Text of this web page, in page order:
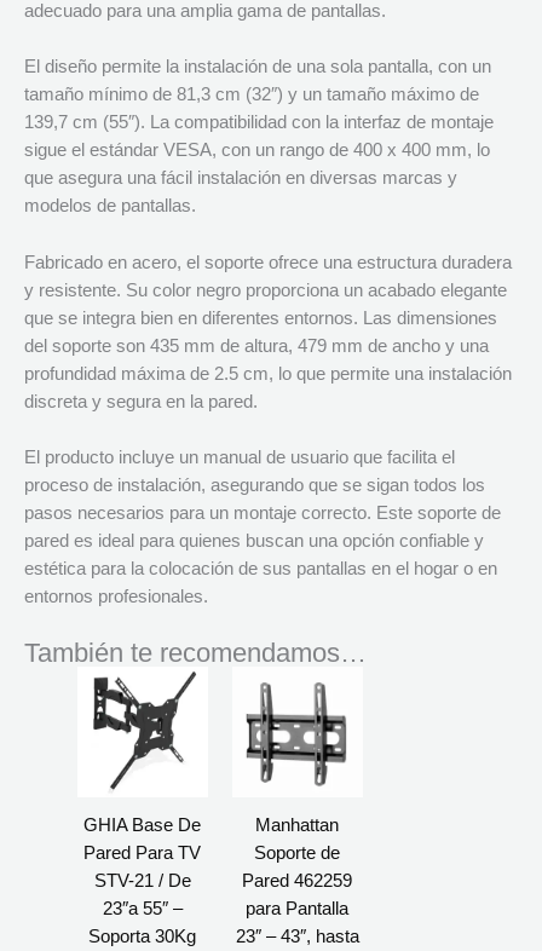
adecuado para una amplia gama de pantallas.
El diseño permite la instalación de una sola pantalla, con un
tamaño mínimo de 81,3 cm (32″) y un tamaño máximo de
139,7 cm (55″). La compatibilidad con la interfaz de montaje
sigue el estándar VESA, con un rango de 400 x 400 mm, lo
que asegura una fácil instalación en diversas marcas y
modelos de pantallas.
Fabricado en acero, el soporte ofrece una estructura duradera
y resistente. Su color negro proporciona un acabado elegante
que se integra bien en diferentes entornos. Las dimensiones
del soporte son 435 mm de altura, 479 mm de ancho y una
profundidad máxima de 2.5 cm, lo que permite una instalación
discreta y segura en la pared.
El producto incluye un manual de usuario que facilita el
proceso de instalación, asegurando que se sigan todos los
pasos necesarios para un montaje correcto. Este soporte de
pared es ideal para quienes buscan una opción confiable y
estética para la colocación de sus pantallas en el hogar o en
entornos profesionales.
También te recomendamos…
GHIA Base De
Pared Para TV
STV-21 / De
23″a 55″ –
Soporta 30Kg
Manhattan
Soporte de
Pared 462259
para Pantalla
23″ – 43″, hasta